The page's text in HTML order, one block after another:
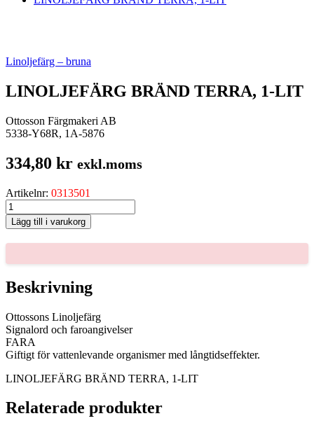
Linoljefärg – bruna
LINOLJEFÄRG BRÄND TERRA, 1-LIT
Ottosson Färgmakeri AB
5338-Y68R, 1A-5876
334,80 kr exkl.moms
Artikelnr: 0313501
LINOLJEFÄRG
BRÄND
TERRA,
1-
mängd
Lägg till i varukorg
Beskrivning
Ottossons Linoljefärg
Signalord och faroangivelser
FARA
Giftigt för vattenlevande organismer med långtidseffekter.
LINOLJEFÄRG BRÄND TERRA, 1-LIT
Relaterade produkter